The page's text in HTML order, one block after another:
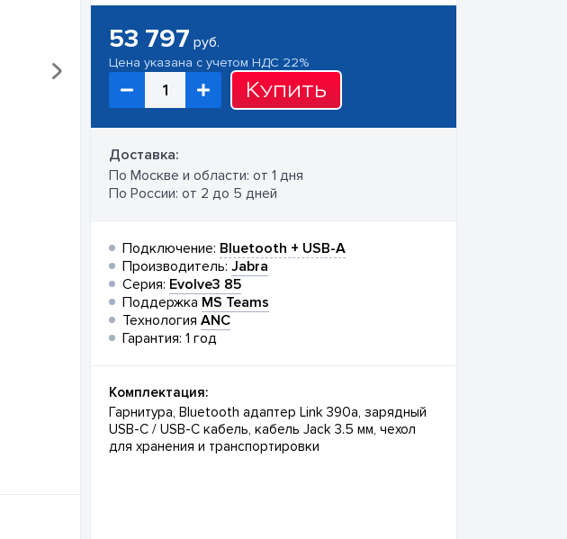
53 797 руб.
Цена указана с учетом НДС 22%
Купить
Доставка:
По Москве и области: от 1 дня
По России: от 2 до 5 дней
Подключение: Bluetooth + USB-A
Производитель: Jabra
Серия: Evolve3 85
Поддержка MS Teams
Технология ANC
Гарантия: 1 год
Комплектация:
Гарнитура, Bluetooth адаптер Link 390a, зарядный
USB-C / USB-C кабель, кабель Jack 3.5 мм, чехол
для хранения и транспортировки